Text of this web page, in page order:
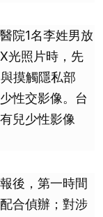
院1名李姓男放
光照片時，先
摸觸隱私部
性交影像。台
兒少性影像
後，第一時間
合偵辦；對涉